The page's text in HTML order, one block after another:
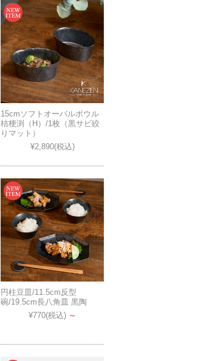
15cmソフトオーバルボウル
桔梗渕（H）/1枚（黒サビ絞
りマット）
¥2,890(税込)
円柱豆皿/11.5cm反型
碗/19.5cm長八角皿 黒陶
¥770(税込)～